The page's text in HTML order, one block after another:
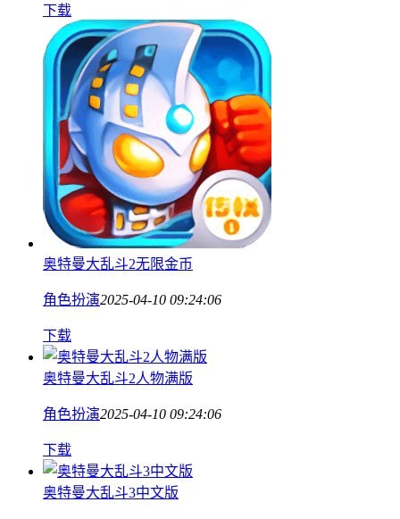
下载
奥特曼大乱斗2无限金币
角色扮演2025-04-10 09:24:06
下载
奥特曼大乱斗2人物满版
角色扮演2025-04-10 09:24:06
下载
奥特曼大乱斗3中文版